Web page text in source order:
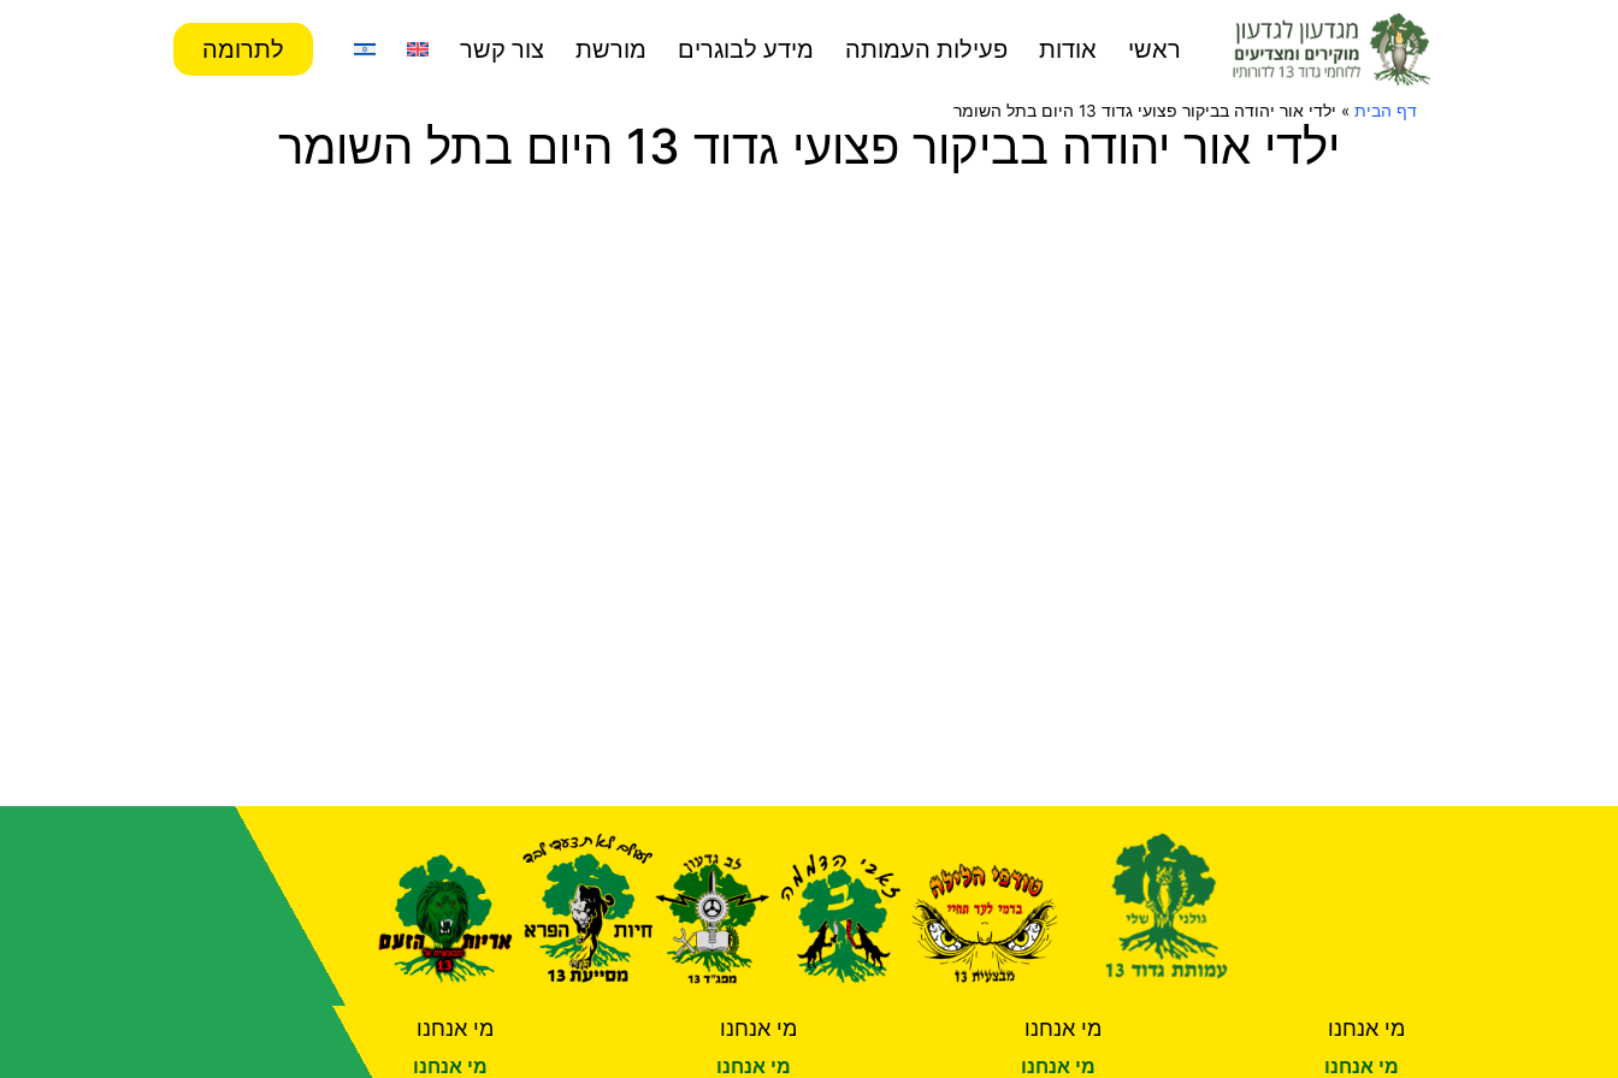
ראשי אודות פעילות העמותה מידע לבוגרים מורשת צור קשר לתרומה
דף הבית » ילדי אור יהודה בביקור פצועי גדוד 13 היום בתל השומר
ילדי אור יהודה בביקור פצועי גדוד 13 היום בתל השומר
מי אנחנו
מי אנחנו
מי אנחנו
מי אנחנו
מי אנחנו
מי אנחנו
מי אנחנו
מי אנחנו